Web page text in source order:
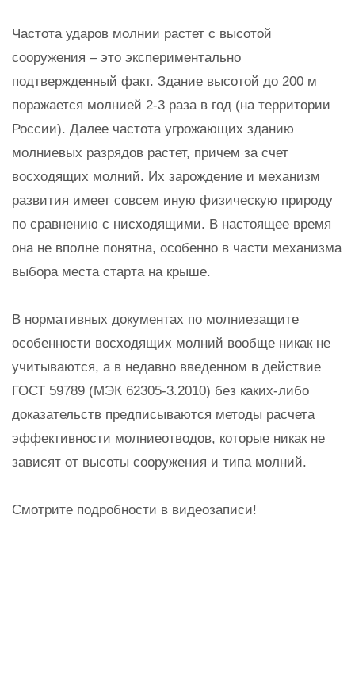
Частота ударов молнии растет с высотой
сооружения – это экспериментально
подтвержденный факт. Здание высотой до 200 м
поражается молнией 2-3 раза в год (на территории
России). Далее частота угрожающих зданию
молниевых разрядов растет, причем за счет
восходящих молний. Их зарождение и механизм
развития имеет совсем иную физическую природу
по сравнению с нисходящими. В настоящее время
она не вполне понятна, особенно в части механизма
выбора места старта на крыше.
В нормативных документах по молниезащите
особенности восходящих молний вообще никак не
учитываются, а в недавно введенном в действие
ГОСТ 59789 (МЭК 62305-3.2010) без каких-либо
доказательств предписываются методы расчета
эффективности молниеотводов, которые никак не
зависят от высоты сооружения и типа молний.
Смотрите подробности в видеозаписи!